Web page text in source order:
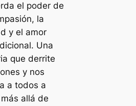
el poder de
la
y el amor
Una
que derrite
y nos
a todos a
allá de